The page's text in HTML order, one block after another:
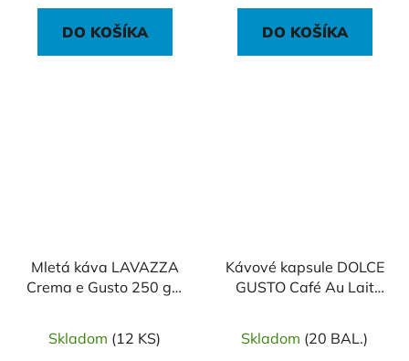
DO KOŠÍKA DO KOŠÍKA
Mletá káva LAVAZZA
Crema e Gusto 250 g v
Skladom (12 KS)
Kávové kapsule DOLCE
GUSTO Café Au Lait
Skladom (20 BAL.)